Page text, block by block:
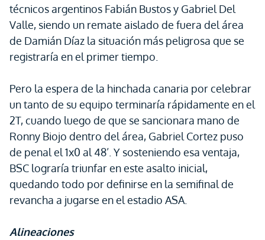
técnicos argentinos Fabián Bustos y Gabriel Del
Valle, siendo un remate aislado de fuera del área
de Damián Díaz la situación más peligrosa que se
registraría en el primer tiempo.
Pero la espera de la hinchada canaria por celebrar
un tanto de su equipo terminaría rápidamente en el
2T, cuando luego de que se sancionara mano de
Ronny Biojo dentro del área, Gabriel Cortez puso
de penal el 1x0 al 48’. Y sosteniendo esa ventaja,
BSC lograría triunfar en este asalto inicial,
quedando todo por definirse en la semifinal de
revancha a jugarse en el estadio ASA.
Alineaciones